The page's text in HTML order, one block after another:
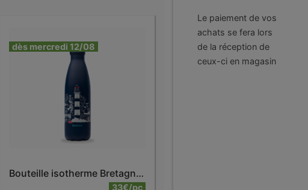
dès mercredi 12/08
Bouteille isotherme Bretagne 500 ml
33€/pc
Le paiement de vos
achats se fera lors
de la réception de
ceux-ci en magasin